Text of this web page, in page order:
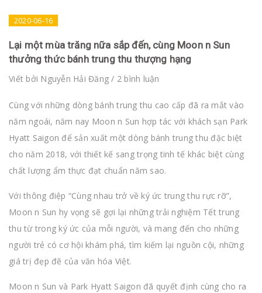
2020-06-16
Lại một mùa trăng nữa sắp đến, cùng Moon n Sun
thưởng thức bánh trung thu thượng hạng
Viết bởi Nguyễn Hải Đăng / 2 bình luận
Cùng với những dòng bánh trung thu cao cấp đã ra mắt vào
năm ngoái, năm nay Moon n Sun hợp tác với khách sạn Park
Hyatt Saigon để sản xuất một dòng bánh trung thu đặc biệt
cho năm 2018, với thiết kế sang trọng tinh tế khác biệt cùng
chất lượng ẩm thực đạt chuẩn năm sao.
Với thông điệp “Cùng nhau trở về ký ức trung thu rực rỡ”,
Moon n Sun hy vọng sẽ gợi lại những trải nghiệm Tết trung
thu từ trong ký ức của mỗi người, và mang đến cho những
người trẻ có cơ hội khám phá, tìm kiếm lại nguồn cội, những
giá trị đẹp đẽ của văn hóa Việt.
Moon n Sun và Park Hyatt Saigon đã quyết định cùng cho ra